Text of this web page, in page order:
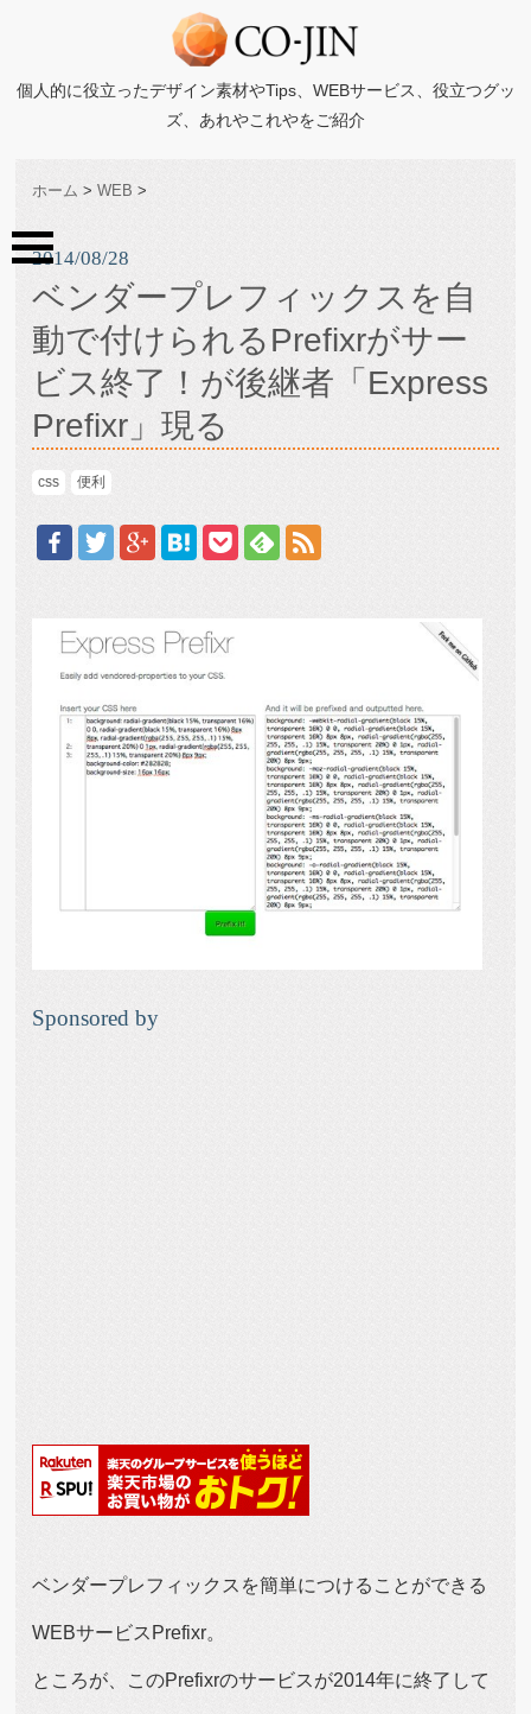
個人的に役立ったデザイン素材やTips、WEBサービス、役立つグッ
ズ、あれやこれやをご紹介
ホーム > WEB >
2014/08/28
ベンダープレフィックスを自
動で付けられるPrefixrがサー
ビス終了！が後継者「Express
Prefixr」現る
css 便利
Sponsored by
ベンダープレフィックスを簡単につけることができる
WEBサービスPrefixr。
ところが、このPrefixrのサービスが2014年に終了して